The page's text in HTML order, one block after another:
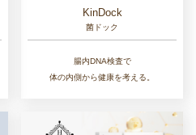
KinDock
菌ドック
腸内DNA検査で
体の内側から健康を考える。